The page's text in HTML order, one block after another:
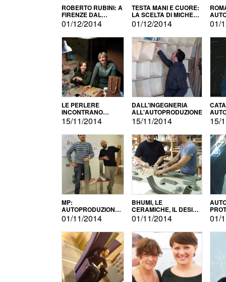
ROBERTO RUBINI: A
FIRENZE DAL
PRODOTTO ALLA
PROMOZIONE
01/12/2014
TESTA MANI E CUORE:
LA SCELTA DI MICHELE
BARBERIO
01/12/2014 01/
LE PERLERE
INCONTRANO
L'AUTOPRODUZIONE
15/11/2014
DALL'INGEGNERIA
ALL'AUTOPRODUZIONE
15/11/2014 15/
MP:
AUTOPRODUZIONE
E INNOVAZIONE
01/11/2014
BHUMI, LE
CERAMICHE, IL DESIGN
E L'AUTOPRODUZIONE
01/11/2014 01/